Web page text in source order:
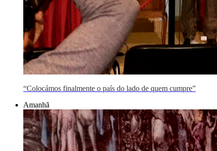
“Colocámos finalmente o país do lado de quem cumpre”
Amanhã